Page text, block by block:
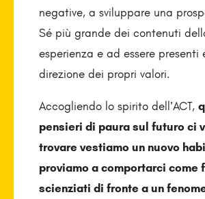
negative, a sviluppare una
Sé più grande dei contenuti
esperienza e ad essere presenti
direzione dei propri valori.
Accogliendo lo spirito dell’ACT,
pensieri di paura sul futuro ci
trovare vestiamo un nuovo
proviamo a comportarci come
scienziati di fronte a un